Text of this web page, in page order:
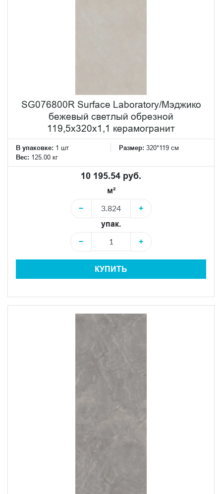
SG076800R Surface Laboratory/Мэджико
бежевый светлый обрезной
119,5x320x1,1 керамогранит
В упаковке: 1 шт Размер: 320*119 см
Вес: 125.00 кг
10 195.54 руб.
м²
−
+
упак.
−
+
КУПИТЬ